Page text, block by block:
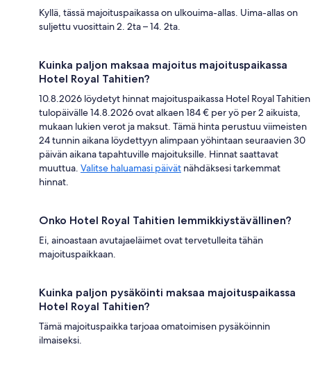
Kyllä, tässä majoituspaikassa on ulkouima-allas. Uima-allas on
suljettu vuosittain 2. 2ta – 14. 2ta.
Kuinka paljon maksaa majoitus majoituspaikassa
Hotel Royal Tahitien?
10.8.2026 löydetyt hinnat majoituspaikassa Hotel Royal Tahitien
tulopäivälle 14.8.2026 ovat alkaen 184 € per yö per 2 aikuista,
mukaan lukien verot ja maksut. Tämä hinta perustuu viimeisten
24 tunnin aikana löydettyyn alimpaan yöhintaan seuraavien 30
päivän aikana tapahtuville majoituksille. Hinnat saattavat
muuttua. Valitse haluamasi päivät nähdäksesi tarkemmat
hinnat.
Onko Hotel Royal Tahitien lemmikkiystävällinen?
Ei, ainoastaan avutajaeläimet ovat tervetulleita tähän
majoituspaikkaan.
Kuinka paljon pysäköinti maksaa majoituspaikassa
Hotel Royal Tahitien?
Tämä majoituspaikka tarjoaa omatoimisen pysäköinnin
ilmaiseksi.